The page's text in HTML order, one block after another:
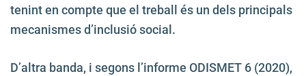
tenint en compte que el treball és un dels principals
mecanismes d’inclusió social.
D’altra banda, i segons l’informe ODISMET 6 (2020),